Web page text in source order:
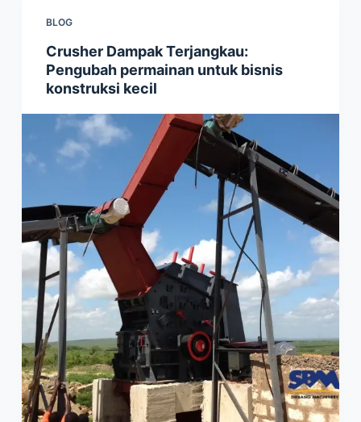
BLOG
Crusher Dampak Terjangkau:
Pengubah permainan untuk bisnis
konstruksi kecil